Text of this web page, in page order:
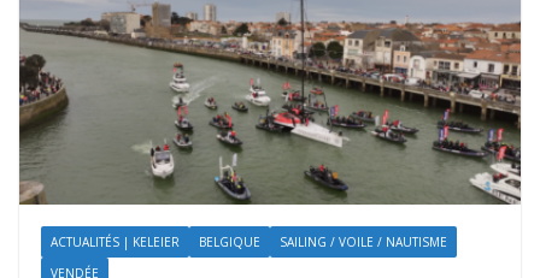
ACTUALITÉS | KELEIER BELGIQUE
SAILING / VOILE / NAUTISME
VENDÉE